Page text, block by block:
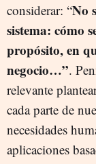
considerar: “No
sistema: cómo
propósito, en
negocio…”.
relevante
cada parte de
necesidades
aplicaciones